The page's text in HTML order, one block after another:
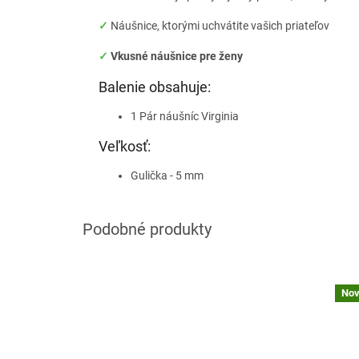
✓ Náušnice, ktorými uchvátite vašich priateľov
✓ Vkusné náušnice pre ženy
Balenie obsahuje:
1 Pár náušníc Virginia
Veľkosť:
Gulička - 5 mm